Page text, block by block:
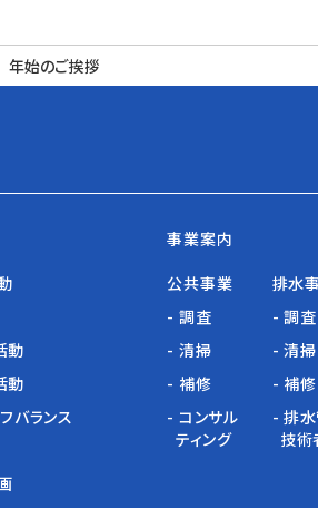
年始のご挨拶
動
動
バランス
事業案内
公共事業
- 調査
- 清掃
- 補修
- コンサル
ティング
排水
- 調査
- 清掃
- 補修
- 排
技術